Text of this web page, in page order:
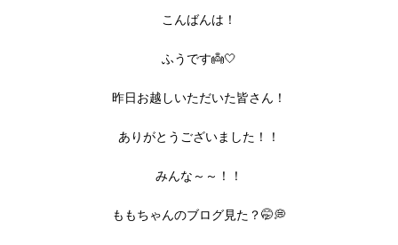
こんばんは！
ふうです👼🤍
昨日お越しいただいた皆さん！
ありがとうございました！！
みんな～～！！
ももちゃんのブログ見た？🤭💭